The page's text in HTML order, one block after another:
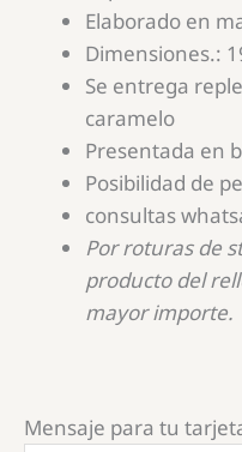
Elaborado en
Dimensiones.:
Se entrega
caramelo
Presentada en
Posibilidad de
consultas
Por roturas de
producto del
mayor importe.
Mensaje para tu